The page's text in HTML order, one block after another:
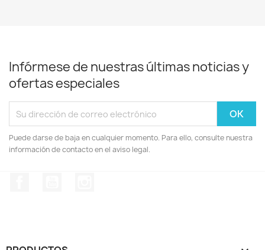
Infórmese de nuestras últimas noticias y
ofertas especiales
Puede darse de baja en cualquier momento. Para ello, consulte nuestra
información de contacto en el aviso legal.